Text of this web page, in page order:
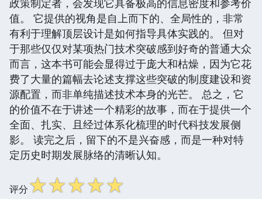
政策制定者，会发现它具备极高的信息密度和参考价
值。 它提供的视角是自上而下的、全局性的，非常
有利于理解顶层设计是如何指导具体实践的。 但对
于那些仅仅对某项热门技术突破感到好奇的普通大众
而言，这本书可能会显得过于庞大和枯燥，因为它花
费了大量的篇幅去论述支撑这些突破的制度建设和资
源配置，而非单纯描述技术本身的光芒。 总之，它
的价值不在于讲述一个精彩的故事，而在于提供一个
全面、扎实、且经过体系化梳理的时代科技发展侧
影。 读完之后，留下的不是兴奋感，而是一种对特
定历史时期发展脉络的清晰认知。
评分☆☆☆☆☆